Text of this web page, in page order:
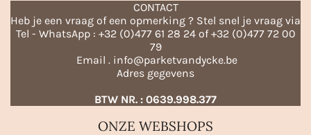
CONTACT
Heb je een vraag of een opmerking ? Stel snel je vraag via
Tel - WhatsApp : +32 (0)477 61 28 24 of +32 (0)477 72 00
79
Email . info@parketvandycke.be
Adres gegevens
BTW NR. : 0639.998.377
ONZE WEBSHOPS